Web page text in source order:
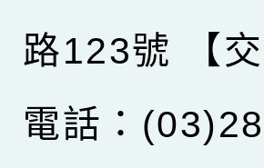
路123號
【
電話：